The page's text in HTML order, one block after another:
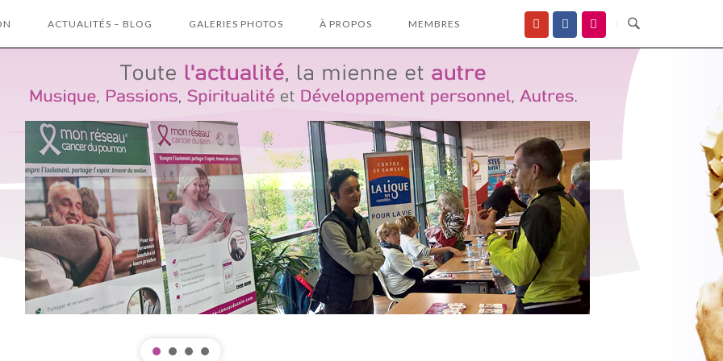
ACTUALITÉS – BLOG GALERIES PHOTOS À PROPOS MEMBRES